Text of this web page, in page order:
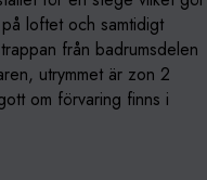
loftet och samtidigt
från badrumsdelen
utrymmet är zon 2
om förvaring finns i